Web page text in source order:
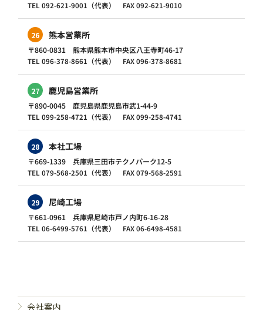
TEL 092-621-9001（代表） FAX 092-621-9010
26 熊本営業所
〒860-0831 熊本県熊本市中央区八王寺町46-17
TEL 096-378-8661（代表） FAX 096-378-8681
27 鹿児島営業所
〒890-0045 鹿児島県鹿児島市武1-44-9
TEL 099-258-4721（代表） FAX 099-258-4741
28 本社工場
〒669-1339 兵庫県三田市テクノパーク12-5
TEL 079-568-2501（代表） FAX 079-568-2591
29 尼崎工場
〒661-0961 兵庫県尼崎市戸ノ内町6-16-28
TEL 06-6499-5761（代表） FAX 06-6498-4581
会社案内